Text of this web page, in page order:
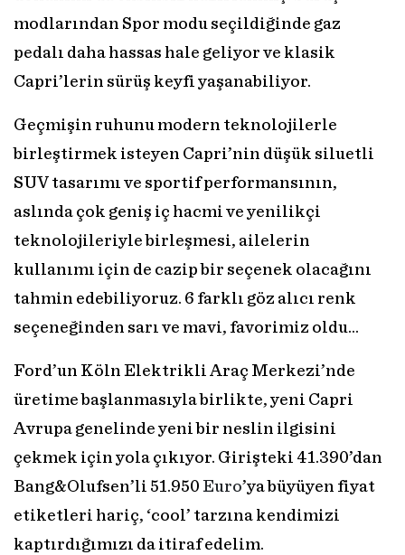
modlarından Spor modu seçildiğinde gaz
pedalı daha hassas hale geliyor ve klasik
Capri’lerin sürüş keyfi yaşanabiliyor.
Geçmişin ruhunu modern teknolojilerle
birleştirmek isteyen Capri’nin düşük siluetli
SUV tasarımı ve sportif performansının,
aslında çok geniş iç hacmi ve yenilikçi
teknolojileriyle birleşmesi, ailelerin
kullanımı için de cazip bir seçenek olacağını
tahmin edebiliyoruz. 6 farklı göz alıcı renk
seçeneğinden sarı ve mavi, favorimiz oldu…
Ford’un Köln Elektrikli Araç Merkezi’nde
üretime başlanmasıyla birlikte, yeni Capri
Avrupa genelinde yeni bir neslin ilgisini
çekmek için yola çıkıyor. Girişteki 41.390’dan
Bang&Olufsen’li 51.950 Euro’ya büyüyen fiyat
etiketleri hariç, ‘cool’ tarzına kendimizi
kaptırdığımızı da itiraf edelim.